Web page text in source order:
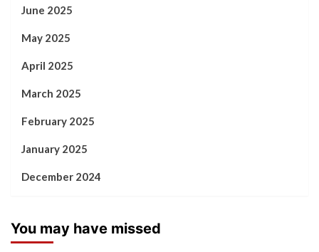
June 2025
May 2025
April 2025
March 2025
February 2025
January 2025
December 2024
You may have missed